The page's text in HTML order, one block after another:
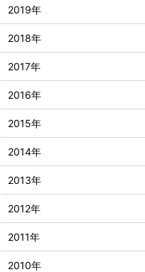
2019年
2018年
2017年
2016年
2015年
2014年
2013年
2012年
2011年
2010年